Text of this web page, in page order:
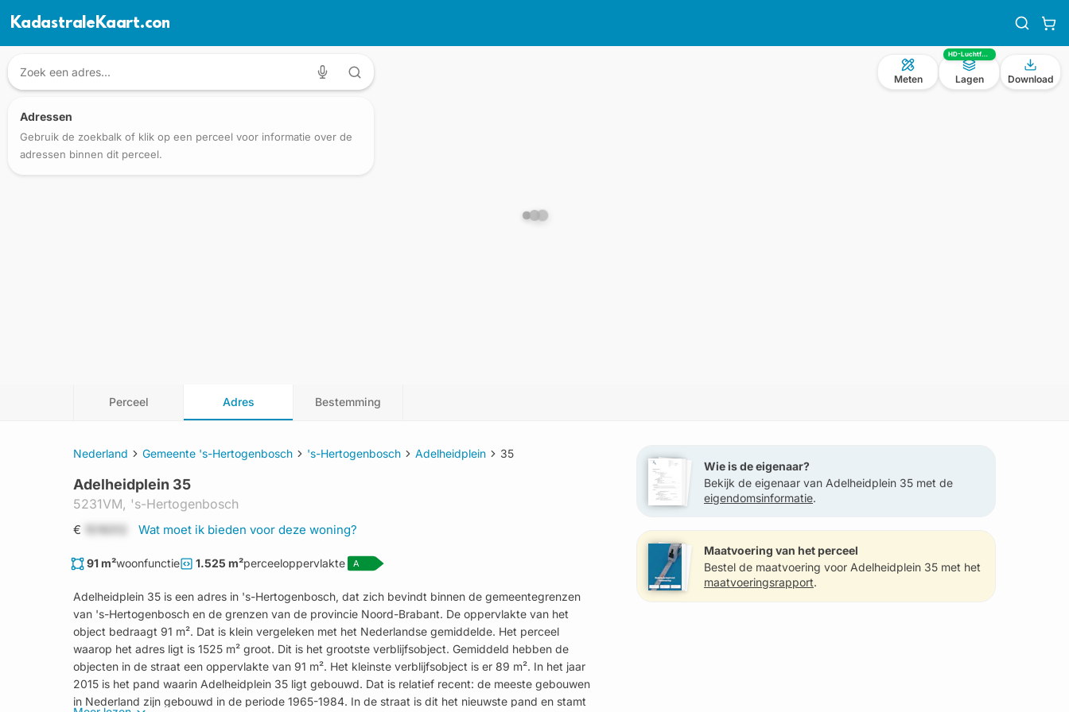
KadastraleKaart.com
Adressen
Gebruik de zoekbalk of klik op een perceel voor informatie over de
adressen binnen dit perceel.
Meten
HD-Luchtfoto
Lagen Download
Perceel Adres Bestemming
Nederland Gemeente 's-Hertogenbosch 's-Hertogenbosch Adelheidplein 35
Adelheidplein 35
5231VM, 's-Hertogenbosch
€ 1519312 Wat moet ik bieden voor deze woning?
91 m²woonfunctie 1.525 m²perceeloppervlakte A
Adelheidplein 35 is een adres in 's-Hertogenbosch, dat zich bevindt binnen de gemeentegrenzen
van 's-Hertogenbosch en de grenzen van de provincie Noord-Brabant. De oppervlakte van het
object bedraagt 91 m². Dat is klein vergeleken met het Nederlandse gemiddelde. Het perceel
waarop het adres ligt is 1525 m² groot. Dit is het grootste verblijfsobject. Gemiddeld hebben de
objecten in de straat een oppervlakte van 91 m². Het kleinste verblijfsobject is er 89 m². In het jaar
2015 is het pand waarin Adelheidplein 35 ligt gebouwd. Dat is relatief recent: de meeste gebouwen
in Nederland zijn gebouwd in de periode 1965-1984. In de straat is dit het nieuwste pand en stamt
Wie is de eigenaar?
Bekijk de eigenaar van Adelheidplein 35 met de
eigendomsinformatie.
Maatvoering van het perceel
Bestel de maatvoering voor Adelheidplein 35 met het
maatvoeringsrapport.